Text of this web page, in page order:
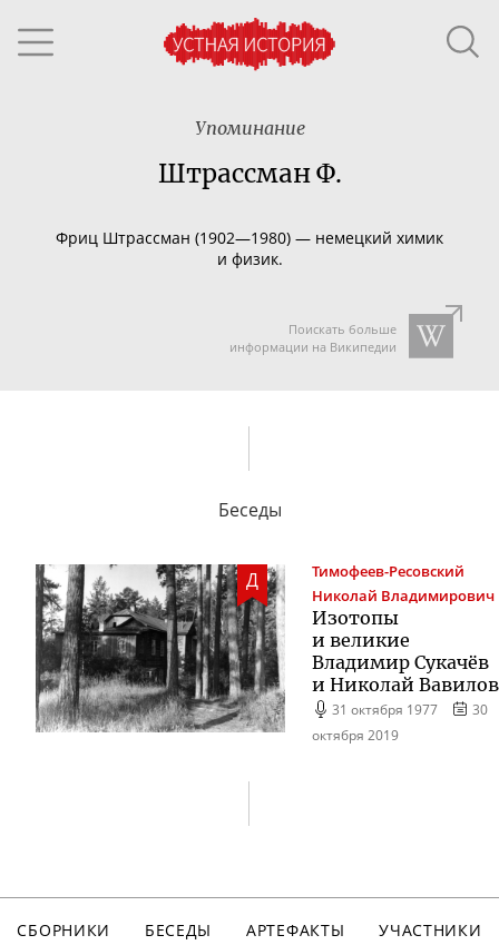
Упоминание
Штрассман Ф.
Фриц Штрассман (1902—1980) — немецкий химик
и физик.
Поискать больше
информации на Википедии
Беседы
Д
Тимофеев-Ресовский
Николай Владимирович
Изотопы
и великие
Владимир Сукачёв
и Николай Вавилов
31 октября 1977
30
октября 2019
СБОРНИКИ БЕСЕДЫ АРТЕФАКТЫ
УЧАСТНИКИ